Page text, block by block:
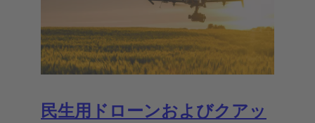
民生用ドローンおよびクアッ